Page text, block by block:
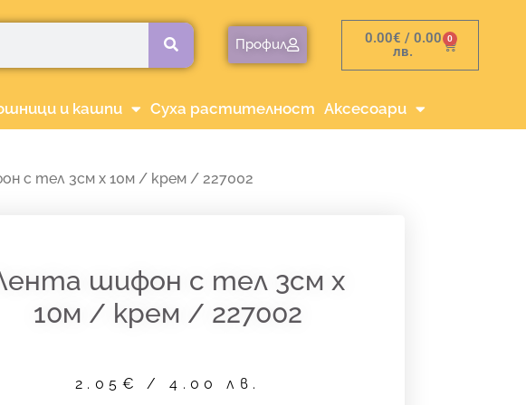
Профил 0.00€ / 0.00
лв.
0
Cart
и кашпи Суха растителност Аксесоари
с тел 3см х 10м / крем / 227002
шифон с тел 3см х
10м / крем / 227002
2.05 € / 4.00 лв.